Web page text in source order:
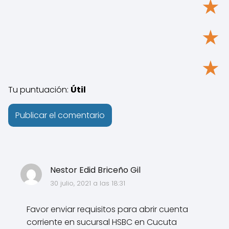
Nestor Edid Briceño Gil
30 julio, 2021 a las 18:31
Favor enviar requisitos para abrir cuenta
corriente en sucursal HSBC en Cucuta
★
★
★
Tu puntuación: Útil